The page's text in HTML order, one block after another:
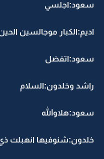
سعود:اجلسي
اديم:الكبار موجالسين الحين
سعود:اتفضل
راشد وخلدون:السلام
سعود:هلاوالله
خلدون:شنوفيها انهبلت ذي